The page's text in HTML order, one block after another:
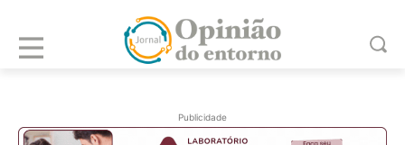
Publicidade